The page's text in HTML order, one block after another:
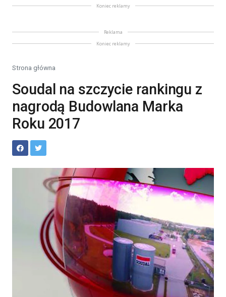
Koniec reklamy
Reklama
Koniec reklamy
Strona główna
Soudal na szczycie rankingu z
nagrodą Budowlana Marka
Roku 2017